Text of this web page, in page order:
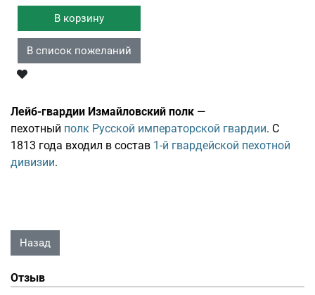
Лейб-гвардии Измайловский полк —
пехотный полк Русской императорской гвардии. С
1813 года входил в состав 1-й гвардейской пехотной
дивизии.
Отзыв